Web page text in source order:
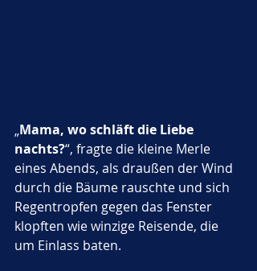
„Mama, wo schläft die Liebe
nachts?“, fragte die kleine Merle
eines Abends, als draußen der Wind
durch die Bäume rauschte und sich
Regentropfen gegen das Fenster
klopften wie winzige Reisende, die
um Einlass baten.